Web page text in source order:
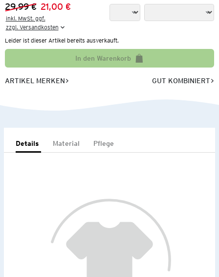
Vorheriger Preis:
29,99 €
Neuer Preis:21,00 €
inkl. MwSt. ggf.
zzgl. Versandkosten
Leider ist dieser Artikel bereits ausverkauft.
In den Warenkorb
ARTIKEL MERKEN GUT KOMBINIERT
Details Material Pflege